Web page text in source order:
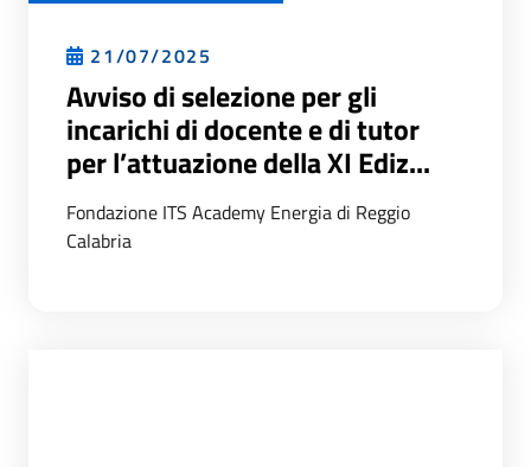
21/07/2025
Avviso di selezione per gli
incarichi di docente e di tutor
per l’attuazione della XI Ediz...
Fondazione ITS Academy Energia di Reggio
Calabria